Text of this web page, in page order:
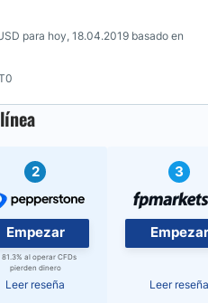
para hoy, 18.04.2019 basado en
2
Empezar
81.3% al operar CFDs
pierden dinero
Leer reseña
3
Empezar
Leer reseña